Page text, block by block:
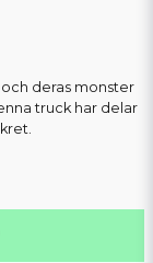
deras monster
truck har delar